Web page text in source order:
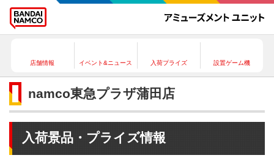
店舗情報 イベント&ニュース 入荷プライズ 設置ゲーム機
namco東急プラザ蒲田店
入荷景品・プライズ情報